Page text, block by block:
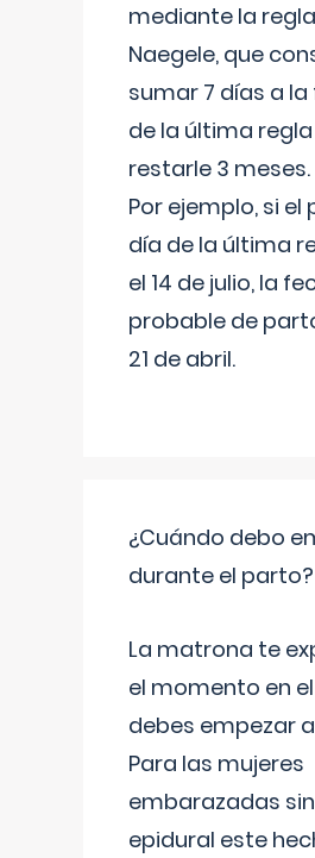
mediante la regla
Naegele, que
sumar 7 días a
de la última
restarle 3 meses.
Por ejemplo, si el
día de la última
el 14 de julio, la
probable de
21 de abril.
¿Cuándo debo
durante el parto?
La matrona te
el momento en
debes empezar
Para las mujeres
embarazadas sin
epidural este